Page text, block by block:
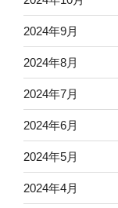
2024年9月
2024年8月
2024年7月
2024年6月
2024年5月
2024年4月